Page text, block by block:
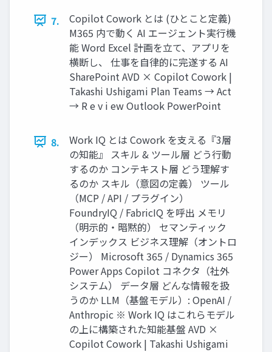
7.
Copilot Cowork とは (ひとこと定義)
M365 内で動く AI エージェント実行機
能 Word Excel 計画を立て、アプリを
横断し、 仕事を自律的に完遂する AI
SharePoint AVD × Copilot Cowork |
Takashi Ushigami Plan Teams → Act
→ R e v i ew Outlook PowerPoint
8.
Work IQ とは Cowork を支える『3層
の知能』 スキル & ツール層 どう行動
するのか コンテキスト層 どう理解す
るのか スキル（意図の定義） ツール
（MCP / API / プラグイン）
FoundryIQ / FabricIQ を呼出 メモリ
（明示的・暗黙的） セマンティック
インデックス ビジネス理解（オントロ
ジー） Microsoft 365 / Dynamics 365
Power Apps Copilot コネクタ（社外
システム） データ層 どんな情報を扱
うのか LLM（基盤モデル）: OpenAI /
Anthropic ※ Work IQ はこれらモデル
の上に構築された知能基盤 AVD ×
Copilot Cowork | Takashi Ushigami